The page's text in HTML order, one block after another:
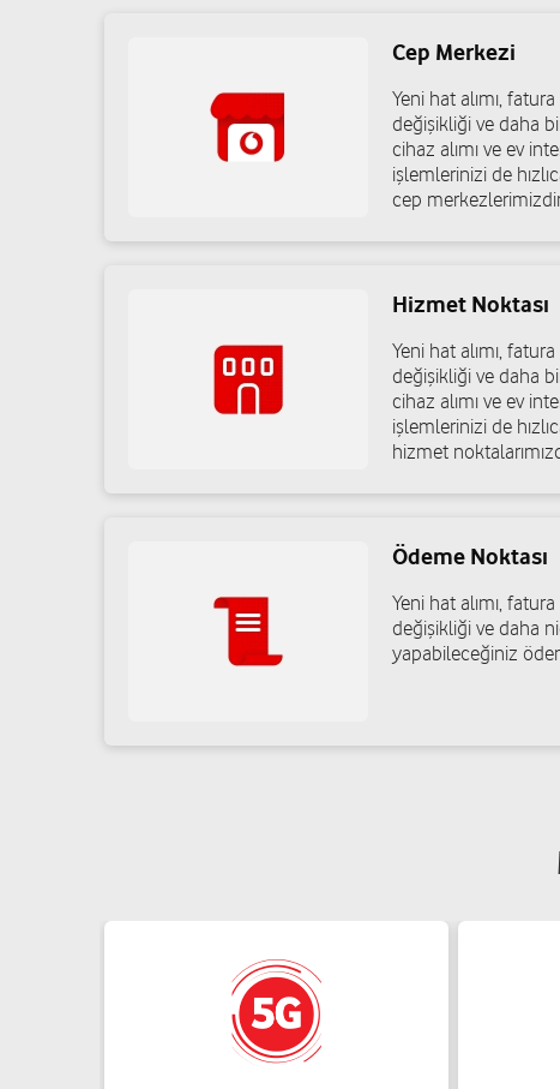
Eda İletişim - Gül Toker
Arifbey Mah. Atatürk Cad. No:251/4 Arifiye/Sakarya
02642294858
Doğan İletişim - Volkan Doğan
İnönü Mah. İstiklal Cad. No: 7 Karapürçek/Sakarya
05446216388
Yahyalar Mah. Ankara Cad. Caner No: 51 Adapazarı/Sakarya
05327364393
Orta Mah. Soğanpazarı Cad. Soğanpazarı Cevatbey 2 İş Hanı
05427808789
Cep Merkezi
Yeni hat alımı,
değişikliği ve daha
cihaz alımı ve ev
işlemlerinizi de
cep
Hizmet Noktası
Yeni hat alımı,
değişikliği ve daha
cihaz alımı ve ev
işlemlerinizi de
hizmet
Ödeme Noktası
Yeni hat alımı,
değişikliği ve daha
yapabileceğiniz